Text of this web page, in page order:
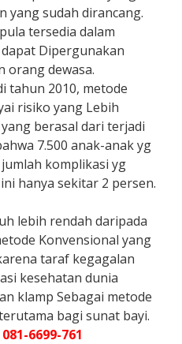
yang sudah dirancang.
tersedia dalam
Dipergunakan
orang dewasa.
tahun 2010, metode
risiko yang Lebih
berasal dari terjadi
7.500 anak-anak yg
komplikasi yg
hanya sekitar 2 persen.
lebih rendah daripada
Konvensional yang
taraf kegagalan
kesehatan dunia
klamp Sebagai metode
bagi sunat bayi.
6699-761